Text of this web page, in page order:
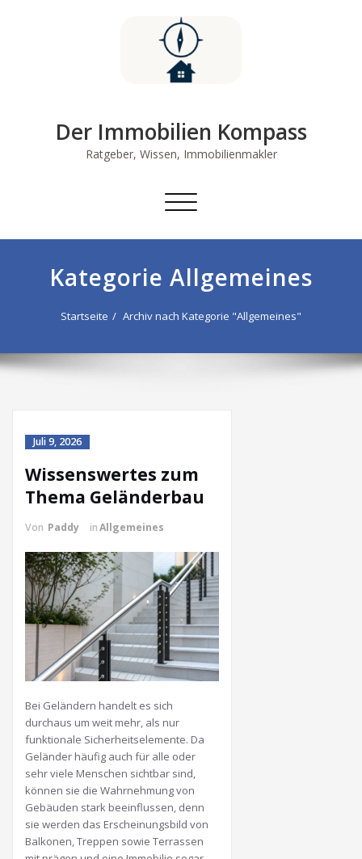
Der Immobilien Kompass
Ratgeber, Wissen, Immobilienmakler
Schalte
Kategorie Allgemeines
Startseite Archiv nach Kategorie "Allgemeines"
Juli 9, 2026
Wissenswertes zum
Thema Geländerbau
Von Paddy inAllgemeines
Bei Geländern handelt es sich
durchaus um weit mehr, als nur
funktionale Sicherheitselemente. Da
Geländer häufig auch für alle oder
sehr viele Menschen sichtbar sind,
können sie die Wahrnehmung von
Gebäuden stark beeinflussen, denn
sie werden das Erscheinungsbild von
Balkonen, Treppen sowie Terrassen